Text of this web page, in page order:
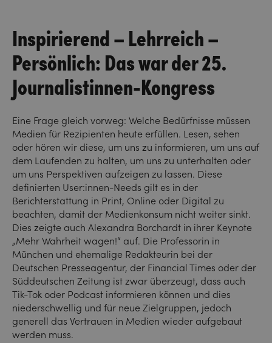
Inspirierend – Lehrreich –
Persönlich: Das war der 25.
Journalistinnen-Kongress
Eine Frage gleich vorweg: Welche Bedürfnisse müssen
Medien für Rezipienten heute erfüllen. Lesen, sehen
oder hören wir diese, um uns zu informieren, um uns auf
dem Laufenden zu halten, um uns zu unterhalten oder
um uns Perspektiven aufzeigen zu lassen. Diese
definierten User:innen-Needs gilt es in der
Berichterstattung in Print, Online oder Digital zu
beachten, damit der Medienkonsum nicht weiter sinkt.
Dies zeigte auch Alexandra Borchardt in ihrer Keynote
„Mehr Wahrheit wagen!“ auf. Die Professorin in
München und ehemalige Redakteurin bei der
Deutschen Presseagentur, der Financial Times oder der
Süddeutschen Zeitung ist zwar überzeugt, dass auch
Tik-Tok oder Podcast informieren können und dies
niederschwellig und für neue Zielgruppen, jedoch
generell das Vertrauen in Medien wieder aufgebaut
werden muss.